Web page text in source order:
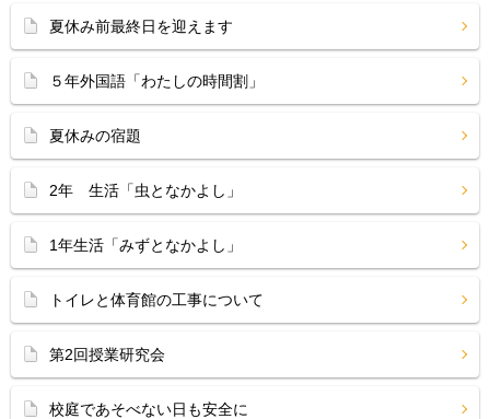
夏休み前最終日を迎えます
５年外国語「わたしの時間割」
夏休みの宿題
2年 生活「虫となかよし」
1年生活「みずとなかよし」
トイレと体育館の工事について
第2回授業研究会
校庭であそべない日も安全に